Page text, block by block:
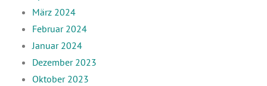
März 2024
Februar 2024
Januar 2024
Dezember 2023
Oktober 2023